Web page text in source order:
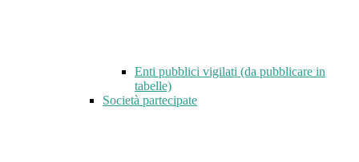
Enti pubblici vigilati (da pubblicare in
tabelle)
Società partecipate